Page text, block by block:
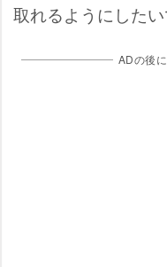
取れるようにしたい
ADの後